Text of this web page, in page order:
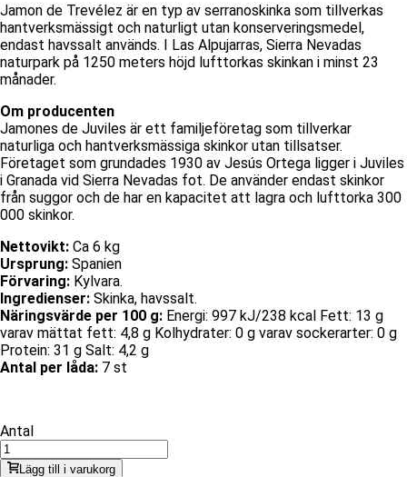
Jamon de Trevélez är en typ av serranoskinka som tillverkas
hantverksmässigt och naturligt utan konserveringsmedel,
endast havssalt används. I Las Alpujarras, Sierra Nevadas
naturpark på 1250 meters höjd lufttorkas skinkan i minst 23
månader.
Om producenten
Jamones de Juviles är ett familjeföretag som tillverkar
naturliga och hantverksmässiga skinkor utan tillsatser.
Företaget som grundades 1930 av Jesús Ortega ligger i Juviles
i Granada vid Sierra Nevadas fot. De använder endast skinkor
från suggor och de har en kapacitet att lagra och lufttorka 300
000 skinkor.
Nettovikt: Ca 6 kg
Ursprung: Spanien
Förvaring: Kylvara.
Ingredienser: Skinka, havssalt.
Näringsvärde per 100 g: Energi: 997 kJ/238 kcal Fett: 13 g
varav mättat fett: 4,8 g Kolhydrater: 0 g varav sockerarter: 0 g
Protein: 31 g Salt: 4,2 g
Antal per låda: 7 st
Antal
Lägg till i varukorg